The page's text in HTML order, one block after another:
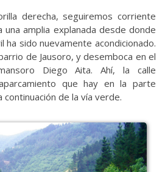
derecha, seguiremos corriente
amplia explanada desde donde
sido nuevamente acondicionado.
de Jausoro, y desemboca en el
Diego Aita. Ahí, la calle
que hay en la parte
de la vía verde.